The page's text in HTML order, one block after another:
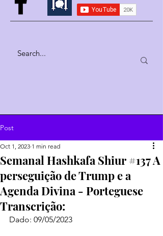
Post
Semanal Hashkafa Shiur #137 A
perseguição de Trump e a
Agenda Divina - Porteguese
Transcrição:
Oct 1, 2023 1 min read
Dado: 09/05/2023